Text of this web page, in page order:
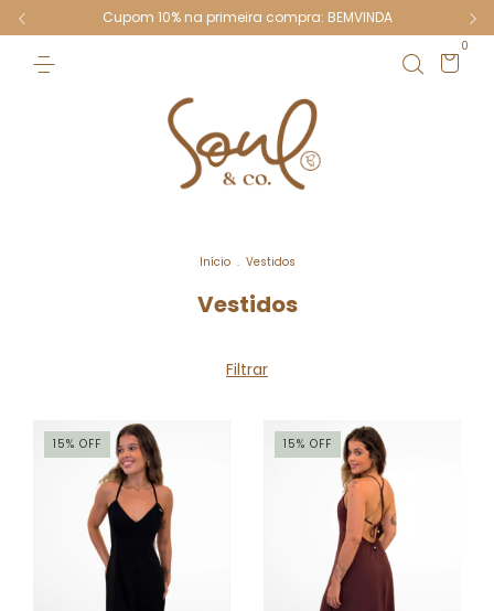
Cupom 10% na primeira compra: BEMVINDA
0
Início . Vestidos
Vestidos
Filtrar
15% OFF 15% OFF